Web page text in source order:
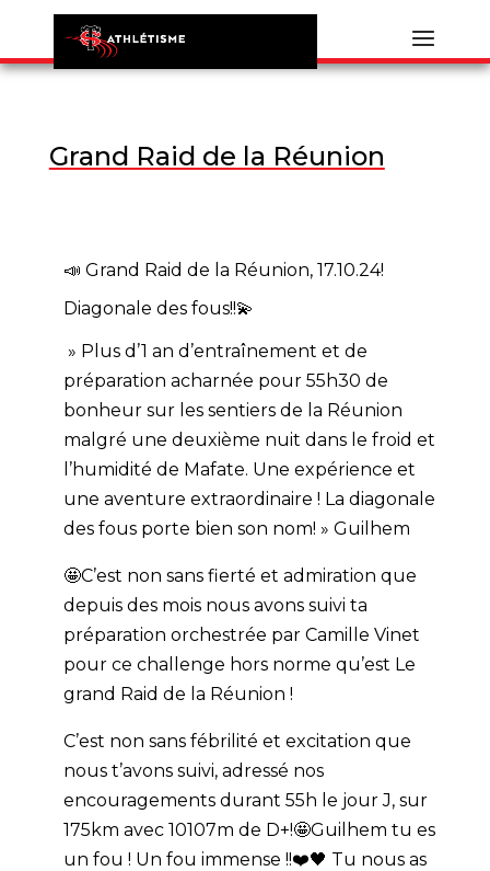
Grand Raid de la Réunion
📣 Grand Raid de la Réunion, 17.10.24!
Diagonale des fous!!💫
» Plus d’1 an d’entraînement et de
préparation acharnée pour 55h30 de
bonheur sur les sentiers de la Réunion
malgré une deuxième nuit dans le froid et
l’humidité de Mafate. Une expérience et
une aventure extraordinaire ! La diagonale
des fous porte bien son nom! » Guilhem
🤩C’est non sans fierté et admiration que
depuis des mois nous avons suivi ta
préparation orchestrée par Camille Vinet
pour ce challenge hors norme qu’est Le
grand Raid de la Réunion !
C’est non sans fébrilité et excitation que
nous t’avons suivi, adressé nos
encouragements durant 55h le jour J, sur
175km avec 10107m de D+!🤩Guilhem tu es
un fou ! Un fou immense !!❤️🖤 Tu nous as